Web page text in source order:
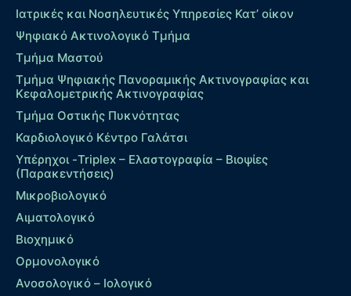
Ιατρικές και Νοσηλευτικές Υπηρεσίες Κατ’ οίκον
Ψηφιακό Ακτινολογικό Τμήμα
Τμήμα Μαστού
Τμήμα Ψηφιακής Πανοραμικής Ακτινογραφίας και
Κεφαλομετρικής Ακτινογραφίας
Τμήμα Οστικής Πυκνότητας
Καρδιολογικό Κέντρο Γαλάτσι
Υπέρηχοι -Triplex – Eλαστογραφία – Βιοψίες
(Παρακεντήσεις)
Μικροβιολογικό
Αιματολογικό
Βιοχημικό
Ορμονολογικό
Ανοσολογικό – Ιολογικό